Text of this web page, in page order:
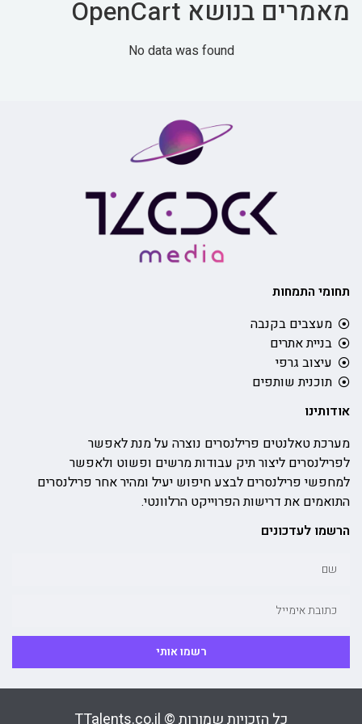
מאמרים בנושא OpenCart
No data was found
תחומי התמחות
מעצבים בקנבה
בניית אתרים
עיצוב גרפי
תוכנית שותפים
אודותינו
מערכת טאלנטים פרילנסרים נוצרה על מנת לאפשר
לפרילנסרים ליצור תיק עבודות מרשים ופשוט ולאפשר
למחפשי פרילנסרים לבצע חיפוש יעיל ומהיר אחר פרילנסרים
התואמים את דרישות הפרוייקט הרלוונטי.
הרשמו לעדכונים
רשמו אותי
כל הזכויות שמורות © TTalents.co.il